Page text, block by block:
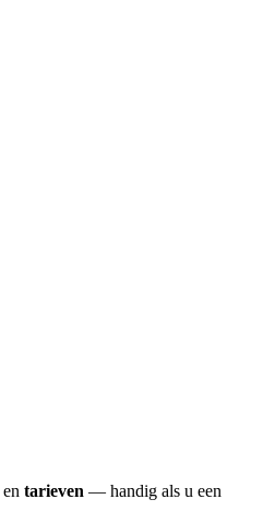
en tarieven — handig als u een